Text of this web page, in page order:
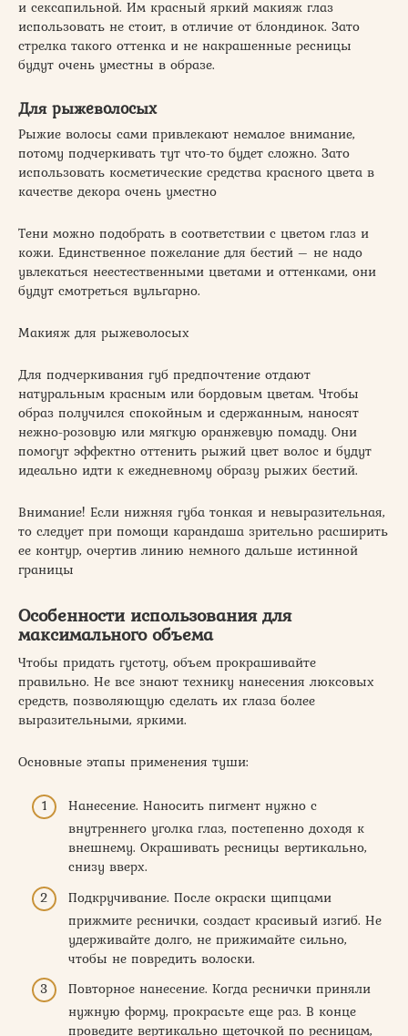
и сексапильной. Им красный яркий макияж глаз
использовать не стоит, в отличие от блондинок. Зато
стрелка такого оттенка и не накрашенные ресницы
будут очень уместны в образе.
Для рыжеволосых
Рыжие волосы сами привлекают немалое внимание,
потому подчеркивать тут что-то будет сложно. Зато
использовать косметические средства красного цвета в
качестве декора очень уместно
Тени можно подобрать в соответствии с цветом глаз и
кожи. Единственное пожелание для бестий – не надо
увлекаться неестественными цветами и оттенками, они
будут смотреться вульгарно.
Макияж для рыжеволосых
Для подчеркивания губ предпочтение отдают
натуральным красным или бордовым цветам. Чтобы
образ получился спокойным и сдержанным, наносят
нежно-розовую или мягкую оранжевую помаду. Они
помогут эффектно оттенить рыжий цвет волос и будут
идеально идти к ежедневному образу рыжих бестий.
Внимание! Если нижняя губа тонкая и невыразительная,
то следует при помощи карандаша зрительно расширить
ее контур, очертив линию немного дальше истинной
границы
Особенности использования для
максимального объема
Чтобы придать густоту, объем прокрашивайте
правильно. Не все знают технику нанесения люксовых
средств, позволяющую сделать их глаза более
выразительными, яркими.
Основные этапы применения туши:
Нанесение. Наносить пигмент нужно с
внутреннего уголка глаз, постепенно доходя к
внешнему. Окрашивать ресницы вертикально,
снизу вверх.
Подкручивание. После окраски щипцами
прижмите реснички, создаст красивый изгиб. Не
удерживайте долго, не прижимайте сильно,
чтобы не повредить волоски.
Повторное нанесение. Когда реснички приняли
нужную форму, прокрасьте еще раз. В конце
проведите вертикально щеточкой по ресницам,